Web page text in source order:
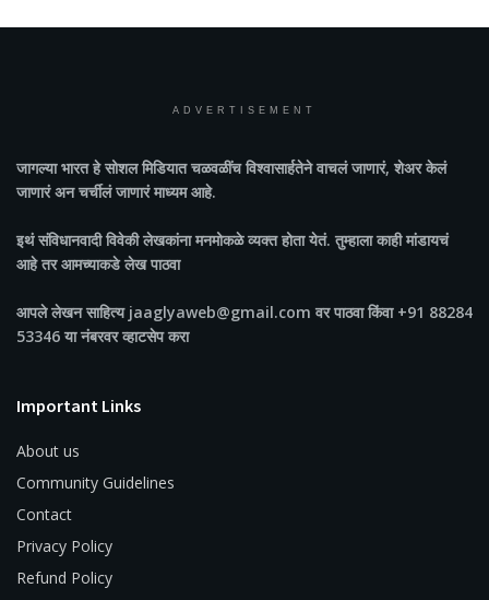
ADVERTISEMENT
जागल्या भारतहे सोशल मिडियात चळवळींच विश्वासार्हतेने वाचलं जाणारं, शेअर केलं
जाणारं अन चर्चीलं जाणारं माध्यम आहे.
इथं संविधानवादी विवेकी लेखकांना मनमोकळे व्यक्त होता येतं. तुम्हाला काही मांडायचं
आहे तर आमच्याकडे लेख पाठवा
आपले लेखन साहित्य jaaglyaweb@gmail.com वर पाठवा किंवा +91 88284
53346 या नंबरवर व्हाटसेप करा
Important Links
About us
Community Guidelines
Contact
Privacy Policy
Refund Policy